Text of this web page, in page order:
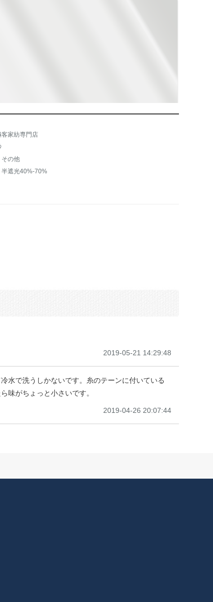
客家紡専門店
その他
半遮光40%-70%
2019-05-21 14:29:48
水で洗うしかないです。糸のテーンに付いている
味がちょっと小さいです。
2019-04-26 20:07:44